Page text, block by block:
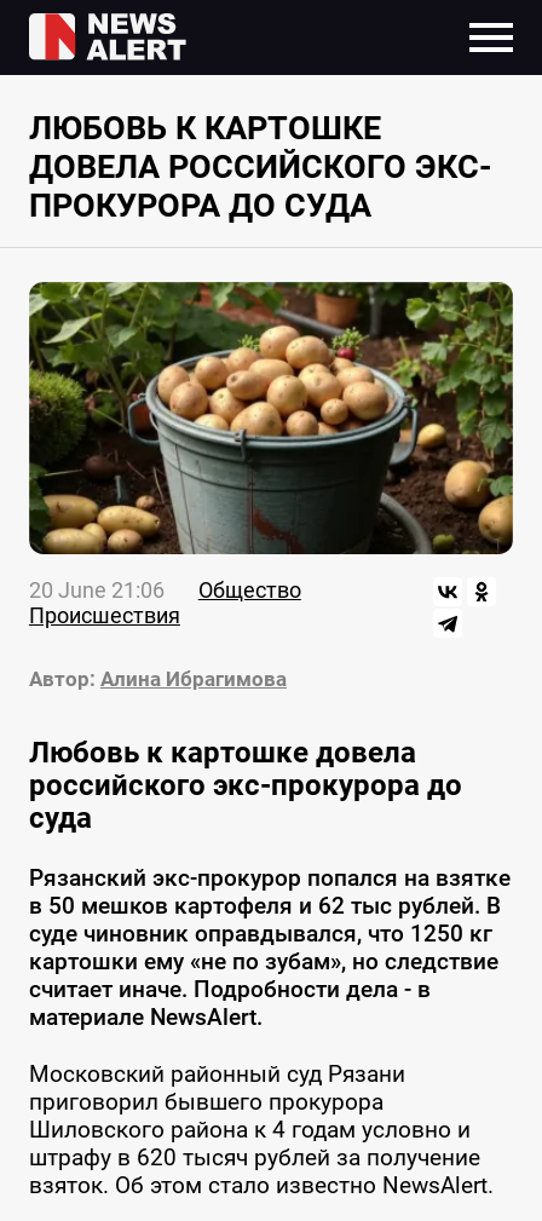
ЛЮБОВЬ К КАРТОШКЕ
ДОВЕЛА РОССИЙСКОГО ЭКС-
ПРОКУРОРА ДО СУДА
20 June 21:06
Общество
Происшествия
Автор: Алина Ибрагимова
Любовь к картошке довела
российского экс-прокурора до
суда
Рязанский экс-прокурор попался на взятке
в 50 мешков картофеля и 62 тыс рублей. В
суде чиновник оправдывался, что 1250 кг
картошки ему «не по зубам», но следствие
считает иначе. Подробности дела - в
материале NewsAlert.
Московский районный суд Рязани
приговорил бывшего прокурора
Шиловского района к 4 годам условно и
штрафу в 620 тысяч рублей за получение
взяток. Об этом стало известно NewsAlert.